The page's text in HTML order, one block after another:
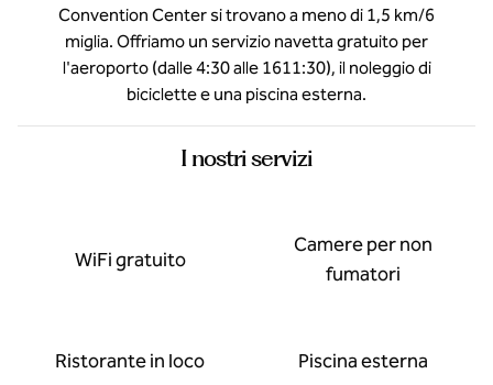
Convention Center si trovano a meno di 1,5 km/6
miglia. Offriamo un servizio navetta gratuito per
l'aeroporto (dalle 4:30 alle 1611:30), il noleggio di
biciclette e una piscina esterna.
I nostri servizi
WiFi gratuito
Camere per non
fumatori
Ristorante in loco Piscina esterna